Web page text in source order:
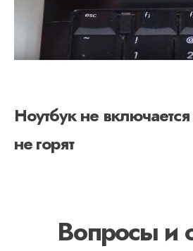
Ноутбук не
не горят
Вопросы и